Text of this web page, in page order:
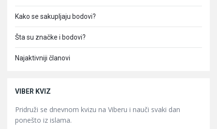
Kako se sakupljaju bodovi?
Šta su značke i bodovi?
Najaktivniji članovi
VIBER KVIZ
Pridruži se dnevnom kvizu na Viberu i nauči svaki dan
ponešto iz islama.